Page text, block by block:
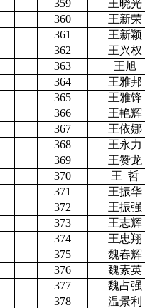
359
王晓光
360
王新荣
361
王新颖
362
王兴权
363
王旭
364
王雅邦
365
王雅锋
366
王艳辉
367
王依娜
368
王永力
369
王赞龙
370 王 哲
371
王振华
372
王振强
373
王志辉
374
王忠翔
375
魏春辉
376
魏素英
377
魏占强
378
温景利